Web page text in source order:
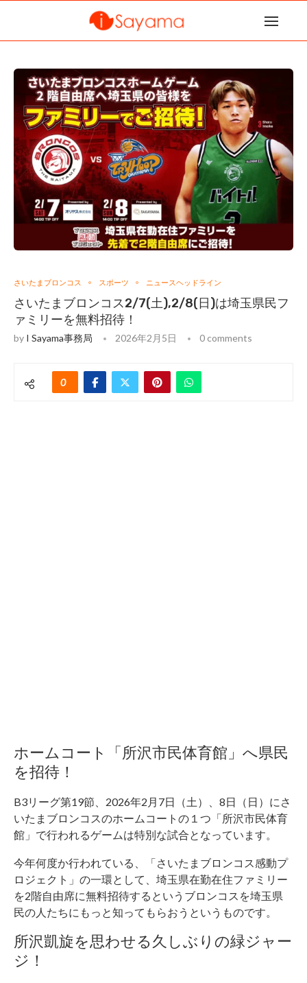
さいたまブロンコス スポーツ ニュースヘッドライン
さいたまブロンコス2/7(土),2/8(日)は埼玉県民フ
ァミリーを無料招待！
by I Sayama事務局 2026年2月5日 0 comments
0
ホームコート「所沢市民体育館」へ県民
を招待！
B3リーグ第19節、2026年2月7日（土）、8日（日）にさ
いたまブロンコスのホームコートの１つ「所沢市民体育
館」で行われるゲームは特別な試合となっています。
今年何度か行われている、「さいたまブロンコス感動プ
ロジェクト」の一環として、埼玉県在勤在住ファミリー
を2階自由席に無料招待するというブロンコスを埼玉県
民の人たちにもっと知ってもらおうというものです。
所沢凱旋を思わせる久しぶりの緑ジャー
ジ！